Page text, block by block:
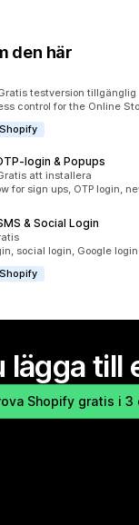
den här
totalt
testversion tillgänglig
control for the Online
& Popups
totaltatt installera
for sign ups, OTP login,
& Social Login
totalt
social login, Google
lägga till
Shopify gratis i 3